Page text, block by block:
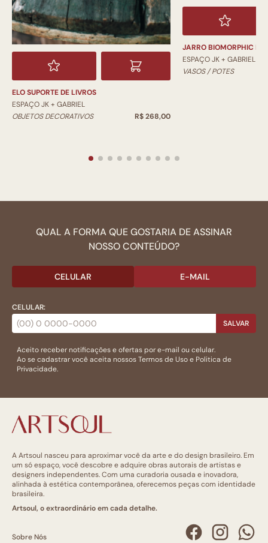
ELO SUPORTE DE LIVROS
ESPAÇO JK + GABRIEL
OBJETOS DECORATIVOS
R$ 268,00
JARRO BIOMORPHIC
ESPAÇO JK + GABRIEL
VASOS / POTES
QUAL A FORMA QUE GOSTARIA DE ASSINAR
NOSSO CONTEÚDO?
CELULAR E-MAIL
CELULAR:
SALVAR
Aceito receber notificações e ofertas por e-mail ou celular.
Ao se cadastrar você aceita nossosTermos de Usoe Politica de
Privacidade.
A Artsoul nasceu para aproximar você da arte e do design brasileiro. Em
um só espaço, você descobre e adquire obras autorais de artistas e
designers independentes. Com uma curadoria ousada e inovadora,
alinhada à estética contemporânea, oferecemos peças com identidade
brasileira.
Artsoul, o extraordinário em cada detalhe.
Sobre Nós